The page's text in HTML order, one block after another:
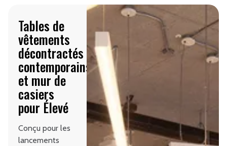
Tables de
vêtements
décontractés
contemporains
et mur de
casiers
pour Élevé
Conçu pour les
lancements